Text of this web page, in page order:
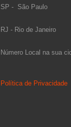
SP - São Paulo
RJ - Rio de Janeiro
Número Local na sua
Política de Privacidade